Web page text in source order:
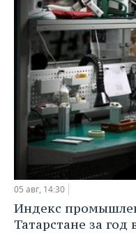
05 авг, 14:30
Индекс
Татарстане за год